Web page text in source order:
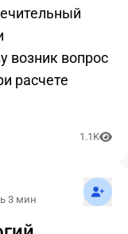
возник вопрос
расчете
1.1K
3 мин